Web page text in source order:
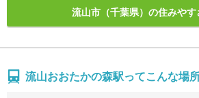
流山市（千葉県）の住みやす
流山おおたかの森駅ってこんな場